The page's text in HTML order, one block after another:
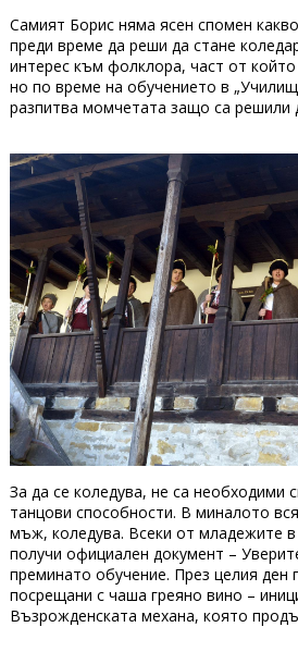
Самият Борис няма ясен спомен
преди време да реши да стане
интерес към фолклора, част от
но по време на обучението в
разпитва момчетата защо са решили
За да се коледува, не са необходими
танцови способности. В миналото
мъж, коледува. Всеки от младежите
получи официален документ –
преминато обучение. През целия ден
посрещани с чаша греяно вино –
Възрожденската механа, която